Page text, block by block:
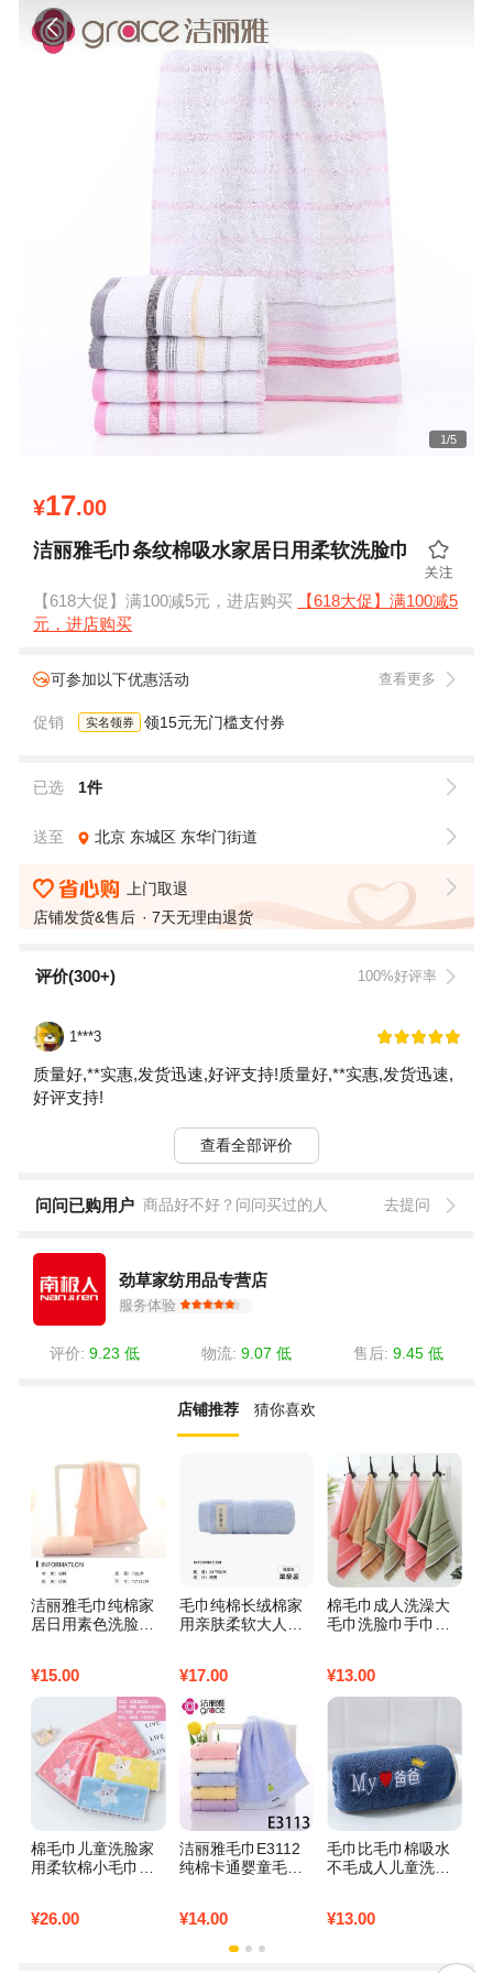
1/5
¥17.00
洁丽雅毛巾条纹棉吸水家居日用柔软洗脸巾
【618大促】满100减5元，进店购买
【618大促】满100减5
元，进店购买
可参加以下优惠活动 查看更多
促销 实名领券 领15元无门槛支付券
已选 1件
送至 北京 东城区 东华门街道
上门取退
店铺发货&售后
7天无理由退货
评价(300+) 100%好评率
1***3
质量好,**实惠,发货迅速,好评支持!质量好,**实惠,发货迅速,
好评支持!
查看全部评价
问问已购用户 商品好不好？问问买过的人 去提问
劲草家纺用品专营店
服务体验
评价: 9.23 低 物流: 9.07 低 售后: 9.45 低
店铺推荐 猜你喜欢
洁丽雅毛巾纯棉家
居日用素色洗脸巾
¥15.00
毛巾纯棉长绒棉家
用亲肤柔软大人洗
¥17.00
棉毛巾成人洗澡大
毛巾洗脸巾手巾吸
素雅三段【颜色随
机】
¥13.00
棉毛巾儿童洗脸家
用柔软棉小毛巾吸
（多色混发）
¥26.00
洁丽雅毛巾E3112
纯棉卡通婴童毛巾
m
¥14.00
毛巾比毛巾棉吸水
不毛成人儿童洗脸
¥13.00